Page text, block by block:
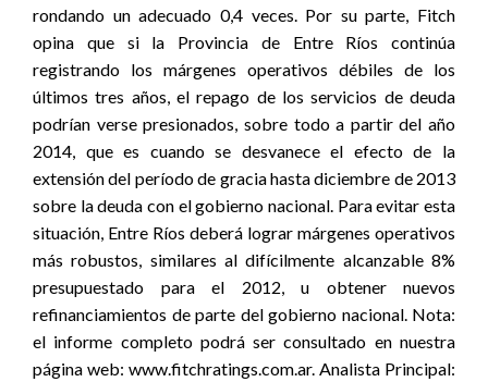
rondando un adecuado 0,4 veces. Por su parte, Fitch
opina que si la Provincia de Entre Ríos continúa
registrando los márgenes operativos débiles de los
últimos tres años, el repago de los servicios de deuda
podrían verse presionados, sobre todo a partir del año
2014, que es cuando se desvanece el efecto de la
extensión del período de gracia hasta diciembre de 2013
sobre la deuda con el gobierno nacional. Para evitar esta
situación, Entre Ríos deberá lograr márgenes operativos
más robustos, similares al difícilmente alcanzable 8%
presupuestado para el 2012, u obtener nuevos
refinanciamientos de parte del gobierno nacional. Nota:
el informe completo podrá ser consultado en nuestra
página web: www.fitchratings.com.ar. Analista Principal: